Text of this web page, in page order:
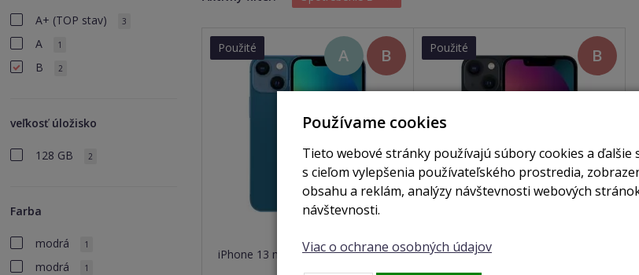
A+ (TOP stav) 3
A 1
B 2
veľkosť úložisko
128 GB 2
Farba
modrá 1
modrá 1
Použité A B
iPhone 13 mini 128GB blue
Použité B
iPhone 13 mini 128GB Midnight
Používame cookies
Tieto webové stránky používajú súbory cookies a ďalšie
s cieľom vylepšenia používateľského prostredia,
obsahu a reklám, analýzy návštevnosti webových
návštevnosti.
Viac o ochrane osobných údajov